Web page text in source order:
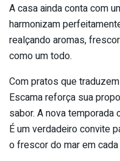
A casa ainda conta com
harmonizam
realçando aromas,
como um todo.
Com pratos que
Escama reforça sua
sabor. A nova temporada
É um verdadeiro convite
o frescor do mar em